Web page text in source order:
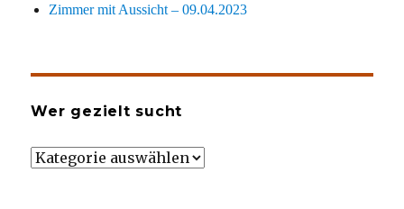
Zimmer mit Aussicht – 09.04.2023
Wer gezielt sucht
Wer